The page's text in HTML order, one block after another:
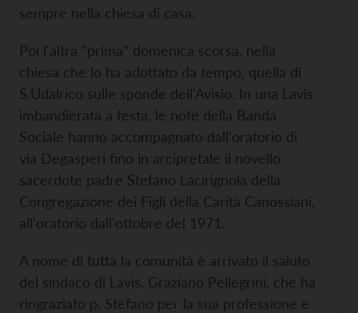
sempre nella chiesa di casa.
Poi l'altra “prima” domenica scorsa, nella
chiesa che lo ha adottato da tempo, quella di
S.Udalrico sulle sponde dell'Avisio. In una Lavis
imbandierata a festa, le note della Banda
Sociale hanno accompagnato dall'oratorio di
via Degasperi fino in arcipretale il novello
sacerdote padre Stefano Lacirignola della
Congregazione dei Figli della Carità Canossiani,
all'oratorio dall'ottobre del 1971.
A nome di tutta la comunità è arrivato il saluto
del sindaco di Lavis, Graziano Pellegrini, che ha
ringraziato p. Stefano per la sua professione e